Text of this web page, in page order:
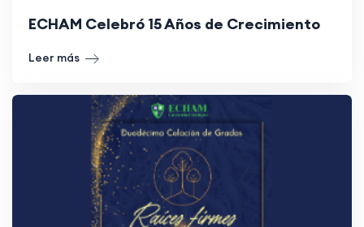
ECHAM Celebró 15 Años de Crecimiento
Leer más